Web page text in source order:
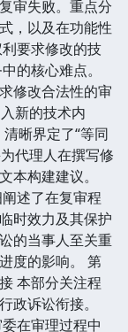
审失败。重点分
，以及在功能性
要求修改的技
的核心难点。
修改合法性的审
新的技术内
晰界定了“等同
代理人在撰写修
本构建建议。
述了在复审程
时效力及其保护
的当事人至关重
度的影响。 第
本部分关注程
政诉讼衔接。
在审理过程中